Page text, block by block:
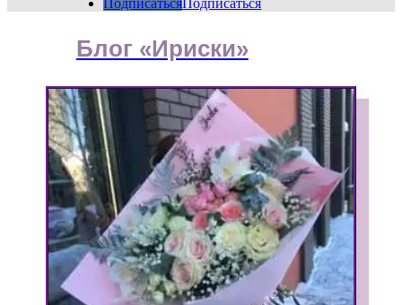
ПодписатьсяПодписаться
Блог «Ириски»